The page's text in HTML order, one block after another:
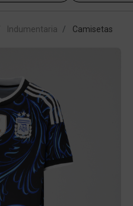
Indumentaria Camisetas